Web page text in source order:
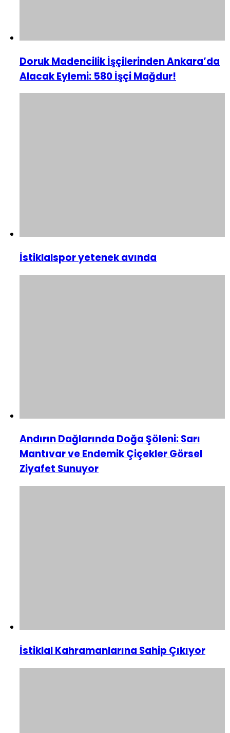
Doruk Madencilik İşçilerinden Ankara’da
Alacak Eylemi: 580 İşçi Mağdur!
İstiklalspor yetenek avında
Andırın Dağlarında Doğa Şöleni: Sarı
Mantıvar ve Endemik Çiçekler Görsel
Ziyafet Sunuyor
İstiklal Kahramanlarına Sahip Çıkıyor